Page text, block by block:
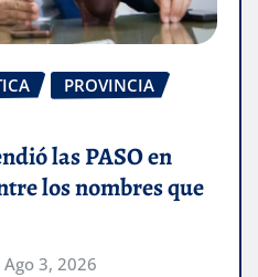
PROVINCIA
las PASO en
los nombres que
Ago 3, 2026